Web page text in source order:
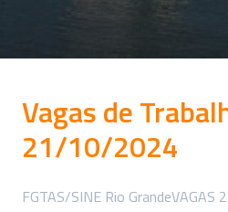
Vagas de
21/10/2024
FGTAS/SINE Rio